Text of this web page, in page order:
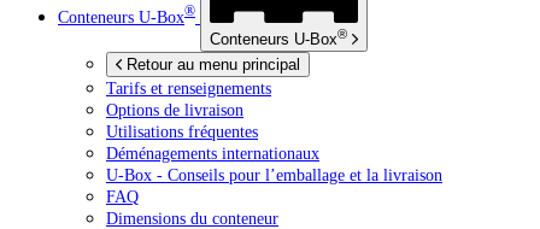
Conteneurs U-Box®
Conteneurs U-Box®
Retour au menu principal
Tarifs et renseignements
Options de livraison
Utilisations fréquentes
Déménagements internationaux
U-Box - Conseils pour l’emballage et la livraison
FAQ
Dimensions du conteneur